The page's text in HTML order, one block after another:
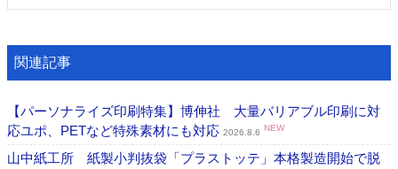
関連記事
【パーソナライズ印刷特集】博伸社 大量バリアブル印刷に対
応ユポ、PETなど特殊素材にも対応 2026.8.6 NEW
山中紙工所 紙製小判抜袋「プラストッテ」本格製造開始で脱